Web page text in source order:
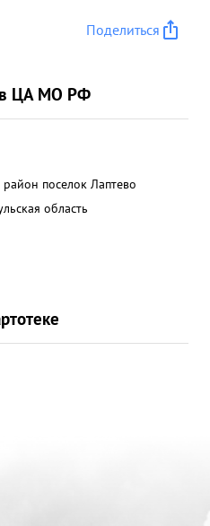
Поделиться
ЦА МО РФ
район поселок Лаптево
область